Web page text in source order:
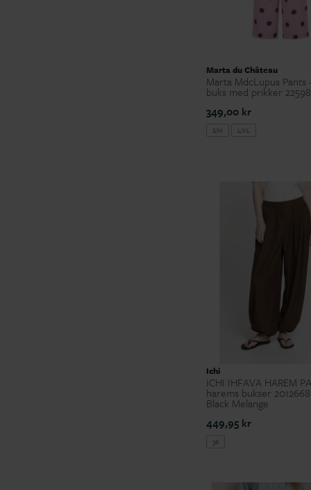
Marta du Château
Marta MdcLupus Pants
buks med prikker
349,00 kr
S/M L/XL
Ichi
ICHI IHFAVA HAREM
harems bukser
Black Melange
449,95 kr
36